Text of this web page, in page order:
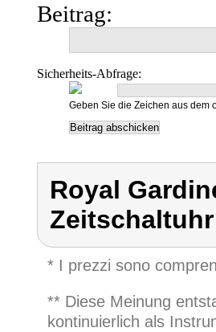
Beitrag:
Sicherheits-Abfrage:
Geben Sie die Zeichen aus dem
Royal
* I prezzi sono
** Diese Meinung
kontinuierlich als